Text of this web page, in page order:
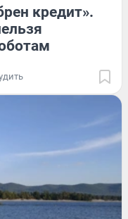
кредит».